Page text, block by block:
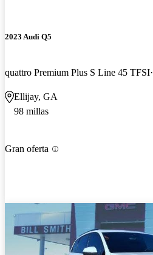
2023 Audi Q5
quattro Premium Plus S Line 45 TFSI
Ellijay, GA
98 millas
Gran oferta